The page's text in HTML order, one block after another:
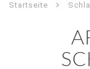
Startseite